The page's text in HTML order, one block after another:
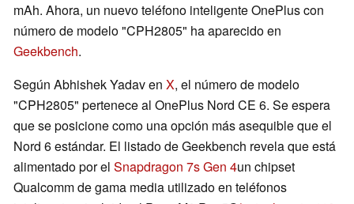
mAh. Ahora, un nuevo teléfono inteligente OnePlus con
número de modelo "CPH2805" ha aparecido en
Geekbench.
Según Abhishek Yadav en X, el número de modelo
"CPH2805" pertenece al OnePlus Nord CE 6. Se espera
que se posicione como una opción más asequible que el
Nord 6 estándar. El listado de Geekbench revela que está
alimentado por el Snapdragon 7s Gen 4un chipset
Qualcomm de gama media utilizado en teléfonos